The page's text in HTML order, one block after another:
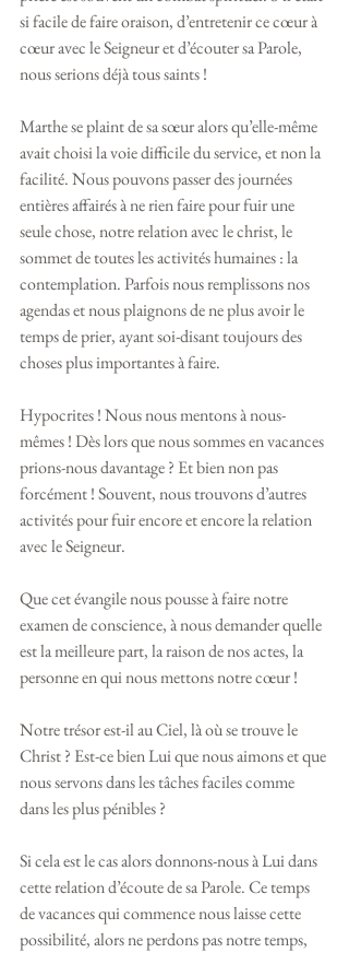
si facile de faire oraison, d’entretenir ce cœur à
cœur avec le Seigneur et d’écouter sa Parole,
nous serions déjà tous saints !
Marthe se plaint de sa sœur alors qu’elle-même
avait choisi la voie difficile du service, et non la
facilité. Nous pouvons passer des journées
entières affairés à ne rien faire pour fuir une
seule chose, notre relation avec le christ, le
sommet de toutes les activités humaines : la
contemplation. Parfois nous remplissons nos
agendas et nous plaignons de ne plus avoir le
temps de prier, ayant soi-disant toujours des
choses plus importantes à faire.
Hypocrites ! Nous nous mentons à nous-
mêmes ! Dès lors que nous sommes en vacances
prions-nous davantage ? Et bien non pas
forcément ! Souvent, nous trouvons d’autres
activités pour fuir encore et encore la relation
avec le Seigneur.
Que cet évangile nous pousse à faire notre
examen de conscience, à nous demander quelle
est la meilleure part, la raison de nos actes, la
personne en qui nous mettons notre cœur !
Notre trésor est-il au Ciel, là où se trouve le
Christ ? Est-ce bien Lui que nous aimons et que
nous servons dans les tâches faciles comme
dans les plus pénibles ?
Si cela est le cas alors donnons-nous à Lui dans
cette relation d’écoute de sa Parole. Ce temps
de vacances qui commence nous laisse cette
possibilité, alors ne perdons pas notre temps,